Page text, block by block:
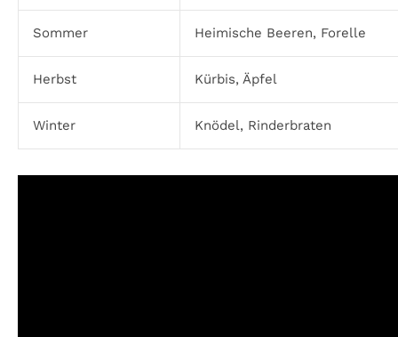
Sommer Heimische Beeren, Forelle
Herbst Kürbis, Äpfel
Winter Knödel, Rinderbraten